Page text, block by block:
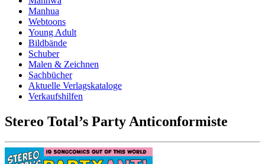
Manhua
Webtoons
Young Adult
Bildbände
Schuber
Malen & Zeichnen
Sachbücher
Aktuelle Verlagskataloge
Verkaufshilfen
Stereo Total’s Party Anticonformiste